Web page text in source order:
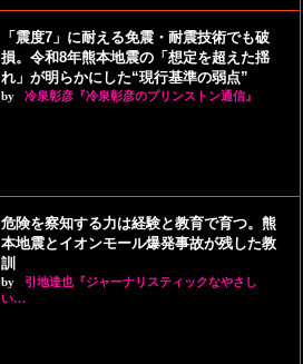
「震度7」に耐える免震・耐震技術でも破
損。令和8年熊本地震の「想定を超えた揺
れ」が明らかにした“現行基準の弱点”
by 冷泉彰彦『冷泉彰彦のプリンストン通信』
危険を察知する力は経験と教育で育つ。熊
本地震とイオンモール爆発事故が残した教
訓
by
引地達也『ジャーナリスティックなやさし
い…